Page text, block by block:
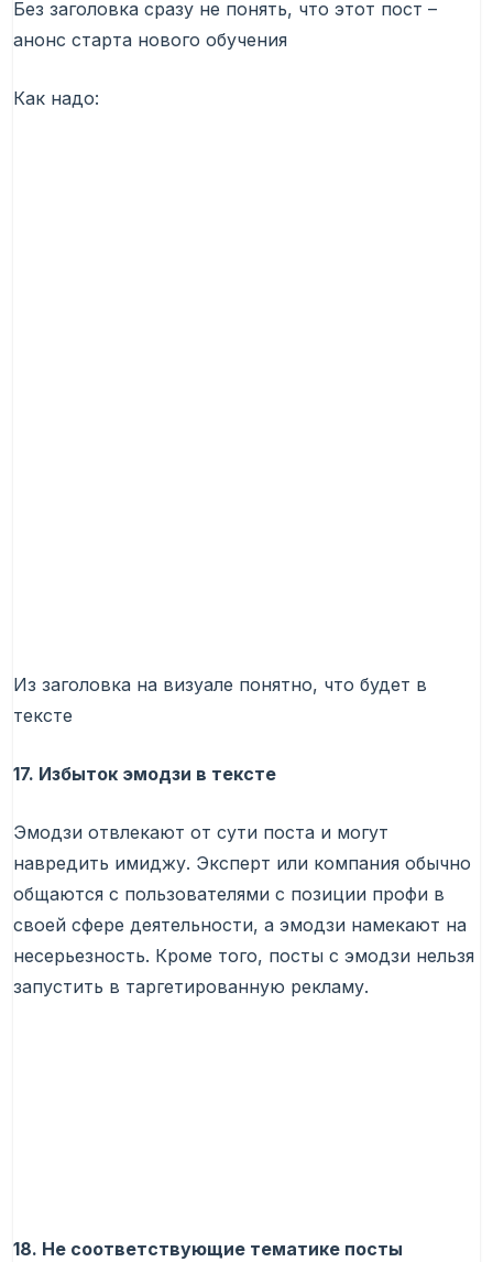
Без заголовка сразу не понять, что этот пост –
анонс старта нового обучения
Как надо:
Из заголовка на визуале понятно, что будет в
тексте
17. Избыток эмодзи в тексте
Эмодзи отвлекают от сути поста и могут
навредить имиджу. Эксперт или компания обычно
общаются с пользователями с позиции профи в
своей сфере деятельности, а эмодзи намекают на
несерьезность. Кроме того, посты с эмодзи нельзя
запустить в таргетированную рекламу.
18. Не соответствующие тематике посты